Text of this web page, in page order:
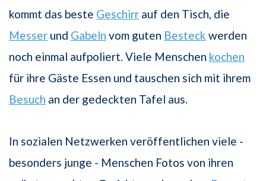
kommt das beste Geschirr auf den Tisch, die
Messer und Gabeln vom guten Besteck werden
noch einmal aufpoliert. Viele Menschen kochen
für ihre Gäste Essen und tauschen sich mit ihrem
Besuch an der gedeckten Tafel aus.
In sozialen Netzwerken veröffentlichen viele -
besonders junge - Menschen Fotos von ihren